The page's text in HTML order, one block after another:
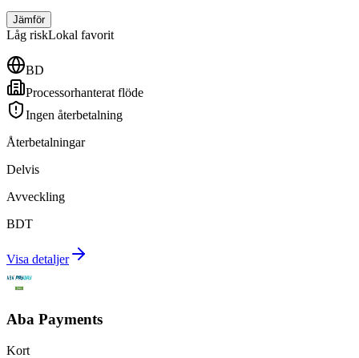
Jämför
Låg riskLokal favorit
BD
Processorhanterat flöde
Ingen återbetalning
Återbetalningar
Delvis
Avveckling
BDT
Visa detaljer
Aba Payments
Kort